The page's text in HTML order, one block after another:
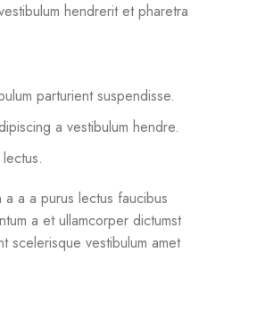
hendrerit et pharetra
parturient suspendisse.
a vestibulum hendre.
a a purus lectus faucibus
a et ullamcorper dictumst
scelerisque vestibulum amet